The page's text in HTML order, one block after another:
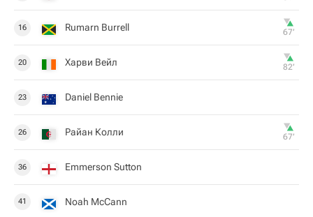
16 Rumarn Burrell 67‎’‎
20 Харви Вейл 82‎’‎
23 Daniel Bennie
26 Райан Колли 67‎’‎
36 Emmerson Sutton
41 Noah McCann